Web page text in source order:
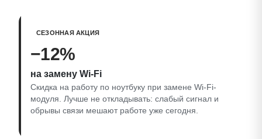
СЕЗОННАЯ АКЦИЯ
−12%
на замену Wi‑Fi
Скидка на работу по ноутбуку при замене Wi‑Fi-
модуля. Лучше не откладывать: слабый сигнал и
обрывы связи мешают работе уже сегодня.